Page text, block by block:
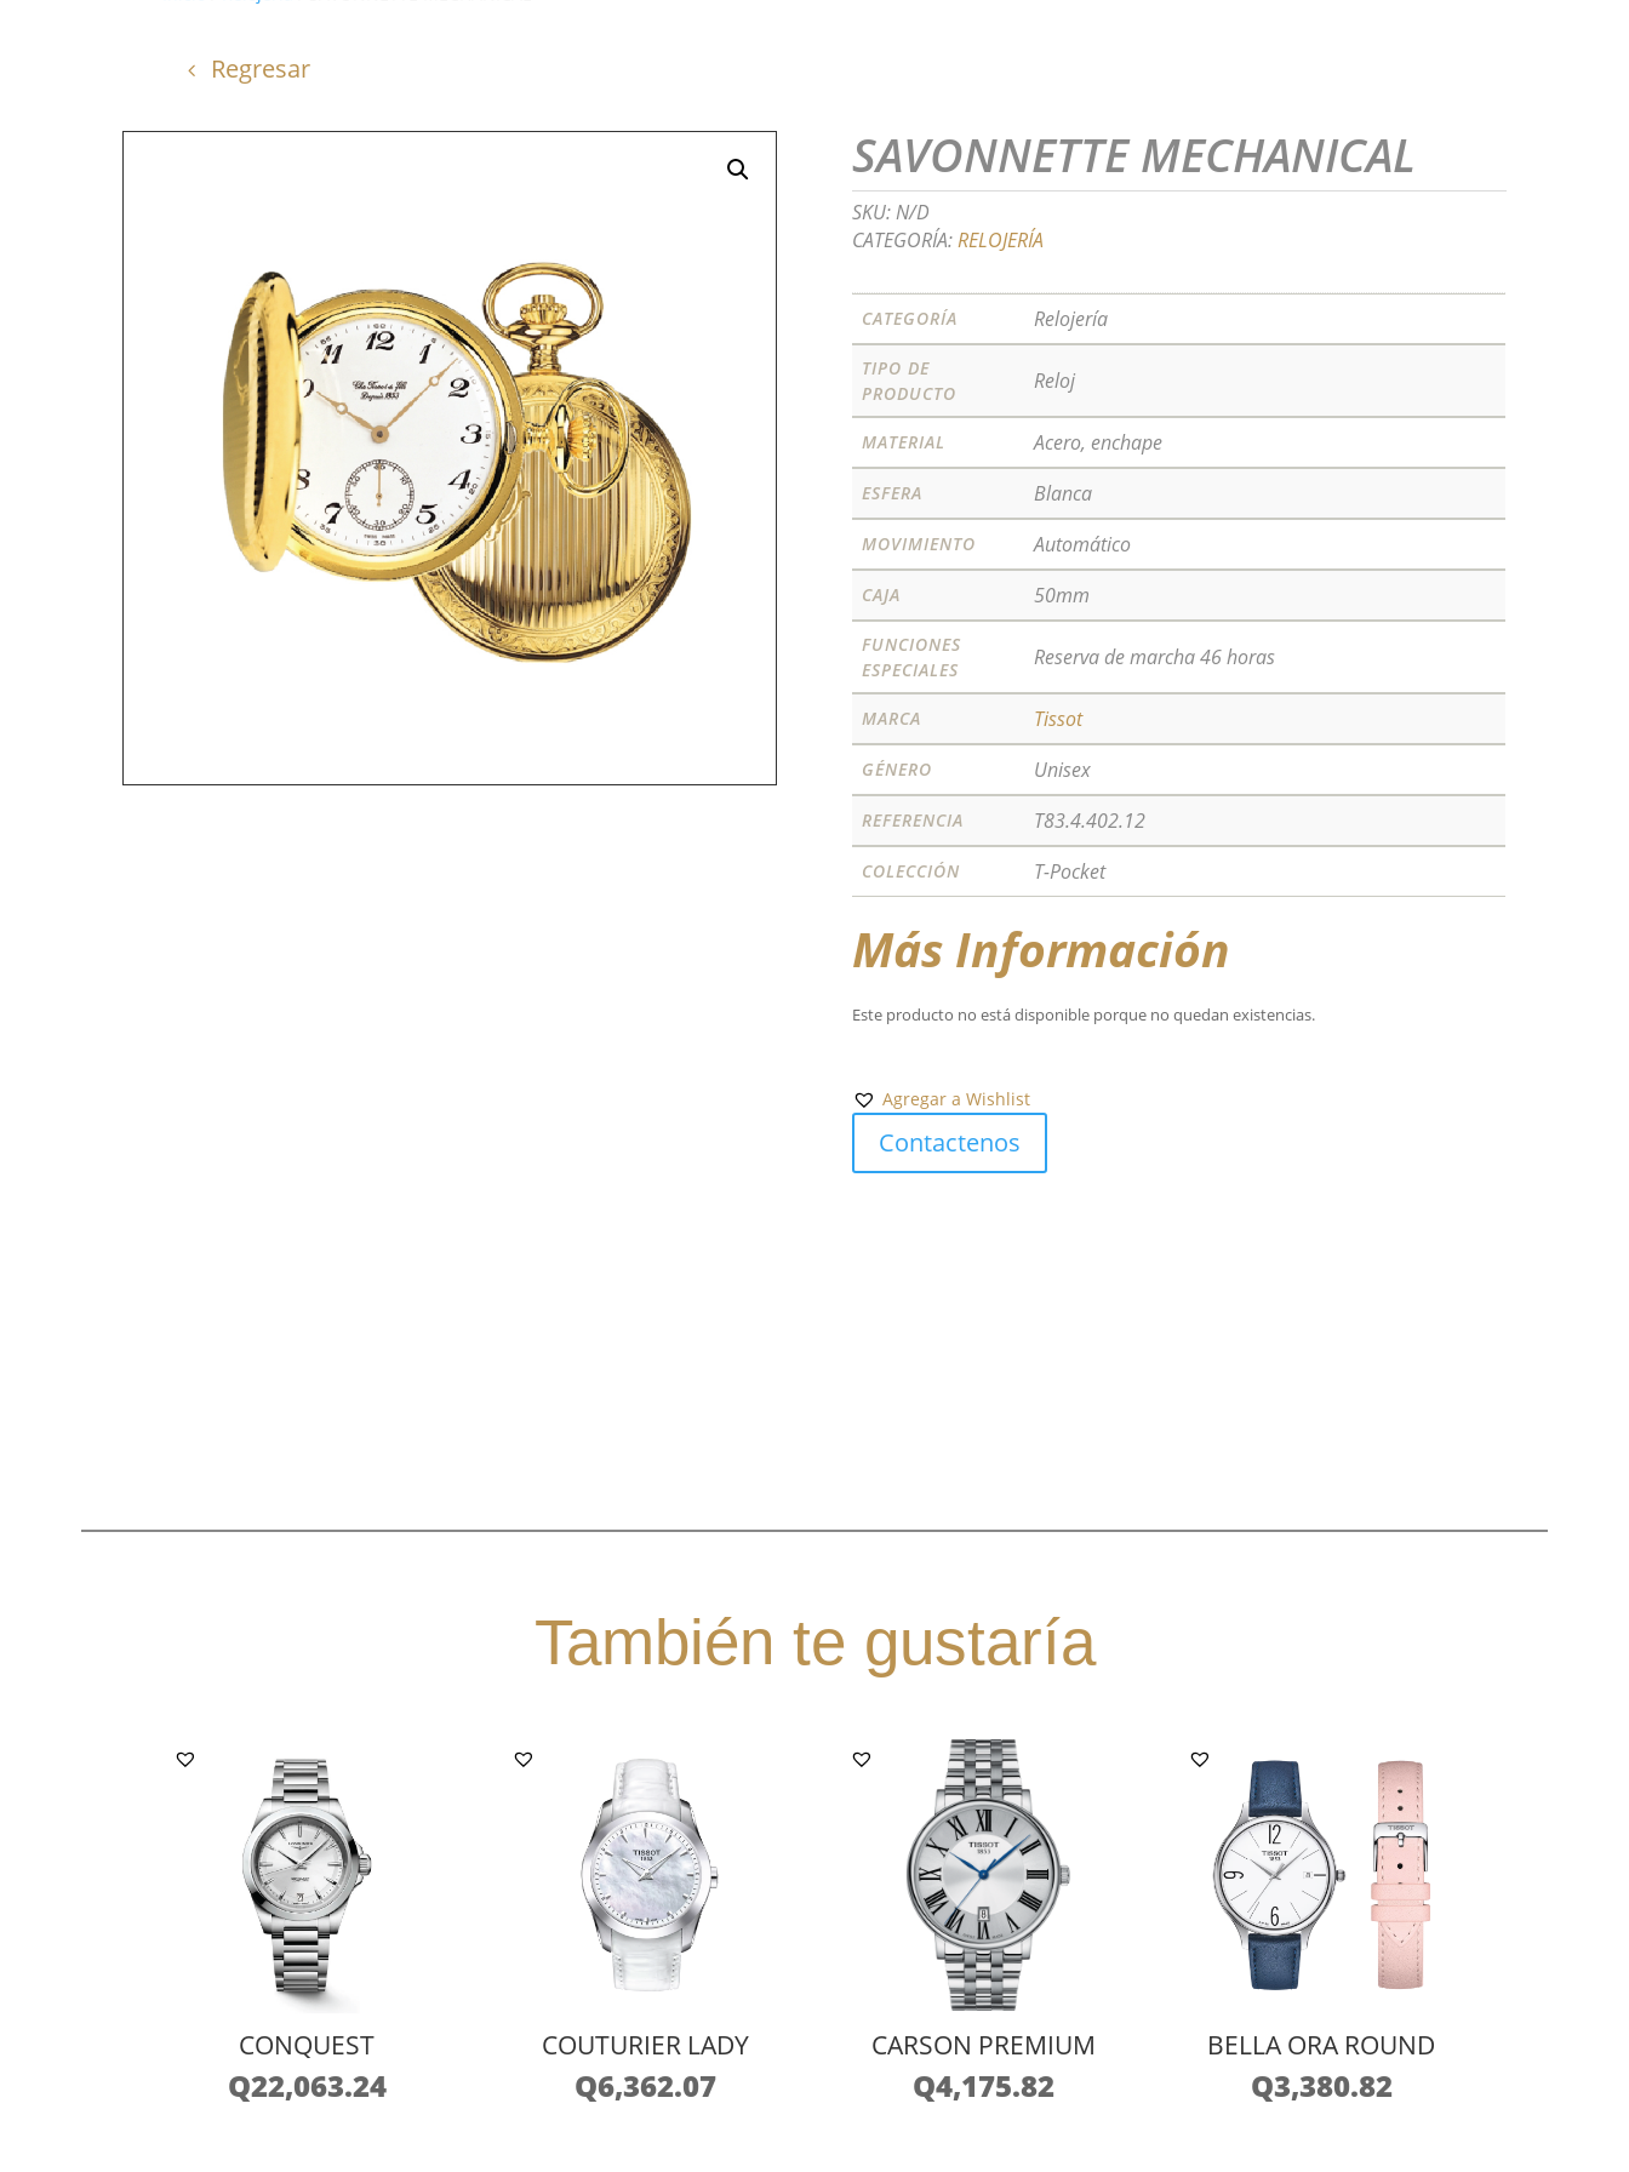
Regresar
SAVONNETTE MECHANICAL
SKU:N/D
CATEGORÍA:RELOJERÍA
CATEGORÍA Relojería
TIPO DE
PRODUCTO
Reloj
MATERIAL Acero, enchape
ESFERA Blanca
MOVIMIENTO Automático
CAJA 50mm
FUNCIONES
ESPECIALES
Reserva de marcha 46 horas
MARCA Tissot
GÉNERO Unisex
REFERENCIA T83.4.402.12
COLECCIÓN T-Pocket
Más Información
Este producto no está disponible porque no quedan existencias.
Agregar a Wishlist
Contactenos
También te gustaría
CONQUEST
Q22,063.24
COUTURIER LADY
Q6,362.07
CARSON PREMIUM
Q4,175.82
BELLA ORA ROUND
Q3,380.82